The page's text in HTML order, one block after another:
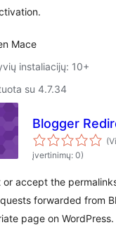
Mace
instaliacijų: 10+
su 4.7.34
Blogger
įvertinimų: 0)
or accept the
forwarded from
page on WordPress.